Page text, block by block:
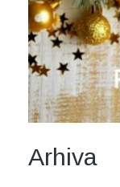
Arhiva